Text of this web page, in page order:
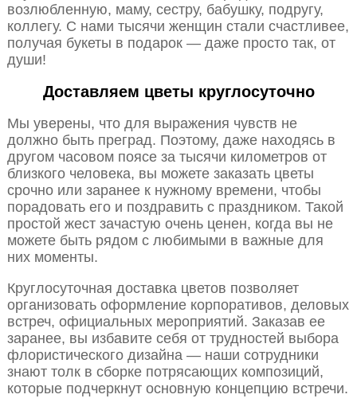
возлюбленную, маму, сестру, бабушку, подругу,
коллегу. С нами тысячи женщин стали счастливее,
получая букеты в подарок — даже просто так, от
души!
Доставляем цветы круглосуточно
Мы уверены, что для выражения чувств не
должно быть преград. Поэтому, даже находясь в
другом часовом поясе за тысячи километров от
близкого человека, вы можете заказать цветы
срочно или заранее к нужному времени, чтобы
порадовать его и поздравить с праздником. Такой
простой жест зачастую очень ценен, когда вы не
можете быть рядом с любимыми в важные для
них моменты.
Круглосуточная доставка цветов позволяет
организовать оформление корпоративов, деловых
встреч, официальных мероприятий. Заказав ее
заранее, вы избавите себя от трудностей выбора
флористического дизайна — наши сотрудники
знают толк в сборке потрясающих композиций,
которые подчеркнут основную концепцию встречи.